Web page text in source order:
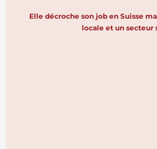
Elle décroche son job en Suisse
locale et un secteur